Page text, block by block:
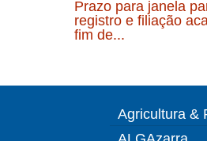
Prazo para janela
registro e filiação
fim de...
Agricultura &